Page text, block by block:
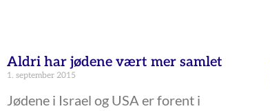
Aldri har jødene vært mer samlet
1. september 2015
Jødene i Israel og USA er forent i